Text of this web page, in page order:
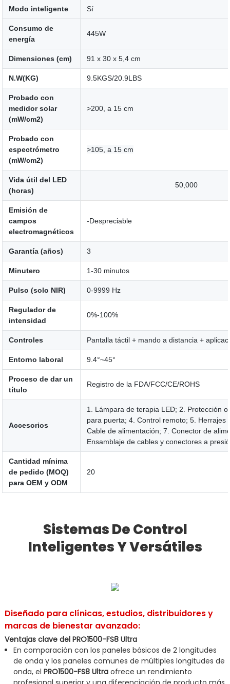
Modo inteligente Sí
Consumo de
energía
445W
Dimensiones (cm) 91 x 30 x 5,4 cm
N.W(KG) 9.5KGS/20.9LBS
Probado con
medidor solar
(mW/cm2)
>200, a 15 cm
Probado con
espectrómetro
(mW/cm2)
>105, a 15 cm
Vida útil del LED
(horas)
50,000
Emisión de
campos
electromagnéticos
-Despreciable
Garantía (años) 3
Minutero 1-30 minutos
Pulso (solo NIR) 0-9999 Hz
Regulador de
intensidad
0%-100%
Controles Pantalla táctil + mando a distancia +
Entorno laboral 9.4°~45°
Proceso de dar un
título
Registro de la FDA/FCC/CE/ROHS
Accesorios
1. Lámpara de terapia LED; 2. Protección
para puerta; 4. Control remoto; 5. Herrajes
Cable de alimentación; 7. Conector de
Ensamblaje de cables y conectores a
Cantidad mínima
de pedido (MOQ)
para OEM y ODM
20
Sistemas De Control
Inteligentes Y Versátiles
Diseñado para clínicas, estudios, distribuidores y
marcas de bienestar avanzado:
Ventajas clave del PRO1500-FS8 Ultra
En comparación con los paneles básicos de 2 longitudes
de onda y los paneles comunes de múltiples longitudes de
onda, el PRO1500-FS8 Ultraofrece un rendimiento